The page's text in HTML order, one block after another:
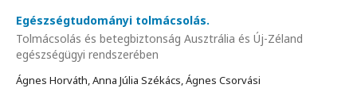
Egészségtudományi tolmácsolás.
Tolmácsolás és betegbiztonság Ausztrália és Új-Zéland
egészségügyi rendszerében
Ágnes Horváth, Anna Júlia Székács, Ágnes Csorvási